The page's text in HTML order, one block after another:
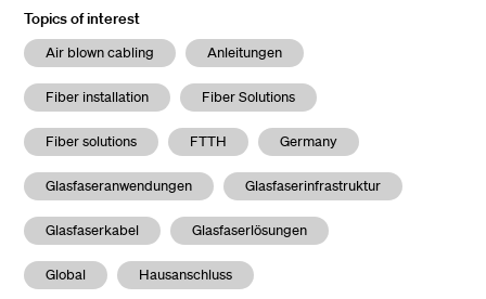
Topics of interest
Air blown cabling Anleitungen
Fiber installation Fiber Solutions
Fiber solutions FTTH Germany
Glasfaseranwendungen Glasfaserinfrastruktur
Glasfaserkabel Glasfaserlösungen
Global Hausanschluss